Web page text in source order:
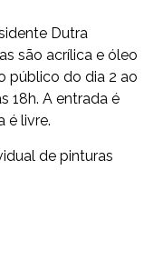
Dutra
são acrílica e óleo
público do dia 2 ao
18h. A entrada é
é livre.
de pinturas